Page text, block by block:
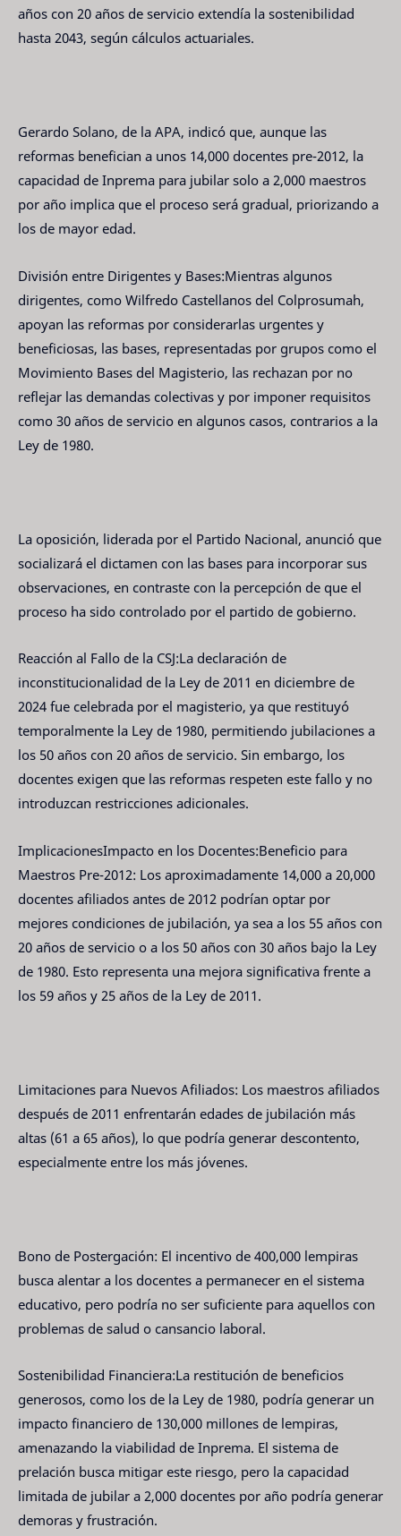
años con 20 años de servicio extendía la sostenibilidad
hasta 2043, según cálculos actuariales.
Gerardo Solano, de la APA, indicó que, aunque las
reformas benefician a unos 14,000 docentes pre-2012, la
capacidad de Inprema para jubilar solo a 2,000 maestros
por año implica que el proceso será gradual, priorizando a
los de mayor edad.
División entre Dirigentes y Bases:Mientras algunos
dirigentes, como Wilfredo Castellanos del Colprosumah,
apoyan las reformas por considerarlas urgentes y
beneficiosas, las bases, representadas por grupos como el
Movimiento Bases del Magisterio, las rechazan por no
reflejar las demandas colectivas y por imponer requisitos
como 30 años de servicio en algunos casos, contrarios a la
Ley de 1980.
La oposición, liderada por el Partido Nacional, anunció que
socializará el dictamen con las bases para incorporar sus
observaciones, en contraste con la percepción de que el
proceso ha sido controlado por el partido de gobierno.
Reacción al Fallo de la CSJ:La declaración de
inconstitucionalidad de la Ley de 2011 en diciembre de
2024 fue celebrada por el magisterio, ya que restituyó
temporalmente la Ley de 1980, permitiendo jubilaciones a
los 50 años con 20 años de servicio. Sin embargo, los
docentes exigen que las reformas respeten este fallo y no
introduzcan restricciones adicionales.
ImplicacionesImpacto en los Docentes:Beneficio para
Maestros Pre-2012: Los aproximadamente 14,000 a 20,000
docentes afiliados antes de 2012 podrían optar por
mejores condiciones de jubilación, ya sea a los 55 años con
20 años de servicio o a los 50 años con 30 años bajo la Ley
de 1980. Esto representa una mejora significativa frente a
los 59 años y 25 años de la Ley de 2011.
Limitaciones para Nuevos Afiliados: Los maestros afiliados
después de 2011 enfrentarán edades de jubilación más
altas (61 a 65 años), lo que podría generar descontento,
especialmente entre los más jóvenes.
Bono de Postergación: El incentivo de 400,000 lempiras
busca alentar a los docentes a permanecer en el sistema
educativo, pero podría no ser suficiente para aquellos con
problemas de salud o cansancio laboral.
Sostenibilidad Financiera:La restitución de beneficios
generosos, como los de la Ley de 1980, podría generar un
impacto financiero de 130,000 millones de lempiras,
amenazando la viabilidad de Inprema. El sistema de
prelación busca mitigar este riesgo, pero la capacidad
limitada de jubilar a 2,000 docentes por año podría generar
demoras y frustración.